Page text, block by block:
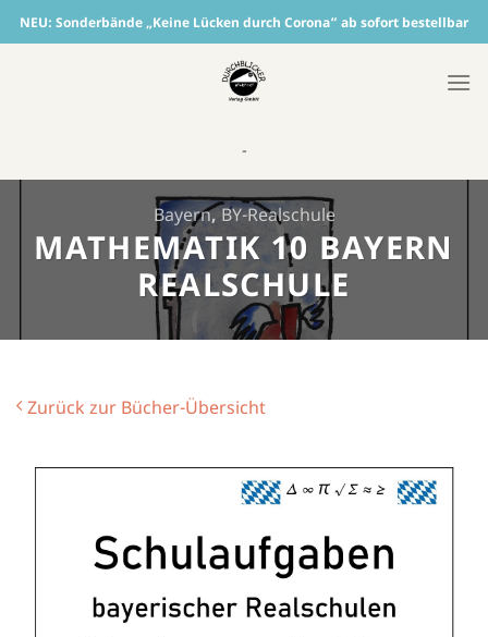
Skip
to
NEU: Sonderbände „Keine Lücken durch Corona“ ab sofort bestellbar
-
Bayern,BY-Realschule
MATHEMATIK 10 BAYERN
REALSCHULE
Zurück zur Bücher-Übersicht